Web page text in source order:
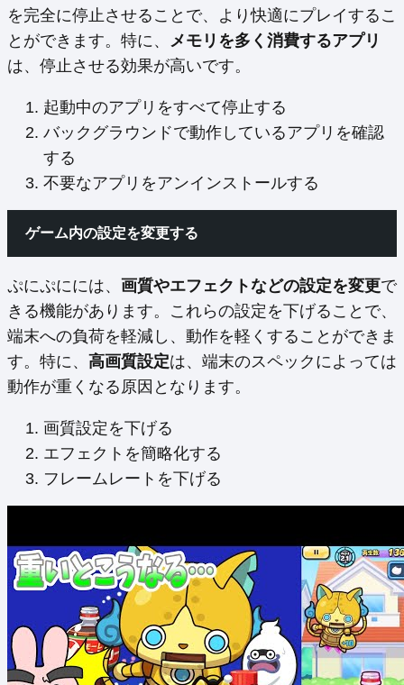
を完全に停止させることで、より快適にプレイするこ
とができます。特に、 メモリを多く消費するアプリ
は、停止させる効果が高いです。
起動中のアプリをすべて停止する
バックグラウンドで動作しているアプリを確認
する
不要なアプリをアンインストールする
ゲーム内の設定を変更する
ぷにぷにには、 画質やエフェクトなどの設定を変更で
きる機能があります。これらの設定を下げることで、
端末への負荷を軽減し、動作を軽くすることができま
す。特に、 高画質設定は、端末のスペックによっては
動作が重くなる原因となります。
画質設定を下げる
エフェクトを簡略化する
フレームレートを下げる